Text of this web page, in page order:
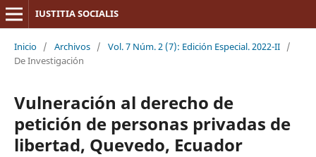
IUSTITIA SOCIALIS
Inicio / Archivos / Vol. 7 Núm. 2 (7): Edición Especial. 2022-II /
De Investigación
Vulneración al derecho de
petición de personas privadas de
libertad, Quevedo, Ecuador